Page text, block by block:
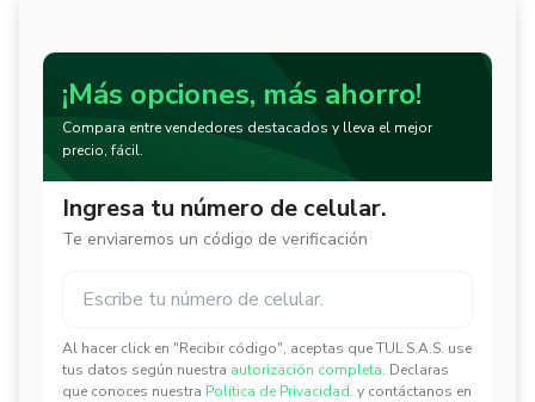
¡Más opciones, más ahorro!
Compara entre vendedores destacados y lleva el mejor
precio, fácil.
Ingresa tu número de celular.
Te enviaremos un código de verificación
Al hacer click en "Recibir código", aceptas que TUL S.A.S. use
tus datos según nuestra autorización completa. Declaras
que conoces nuestra Política de Privacidad. y contáctanos en
✕
✕